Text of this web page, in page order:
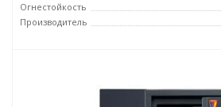
Огнестойкость
Производитель